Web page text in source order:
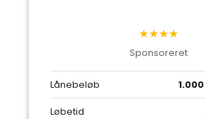
★★★★
Sponsoreret
Lånebeløb
Løbetid